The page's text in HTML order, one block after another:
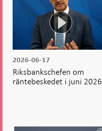
2026-06-17
Riksbankschefen om
räntebeskedet i juni 2026